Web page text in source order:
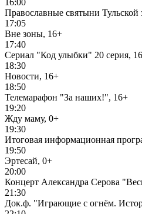
16:00
Православные святыни Тульской
17:05
Вне зоны, 16+
17:40
Сериал "Код улыбки" 20 серия,
18:30
Новости, 16+
18:50
Телемарафон "За наших!", 16+
19:20
Жду маму, 0+
19:30
Итоговая информационная
19:50
Эртесай, 0+
20:00
Концерт Александра Серова
21:30
Док.ф. "Играющие с огнём.